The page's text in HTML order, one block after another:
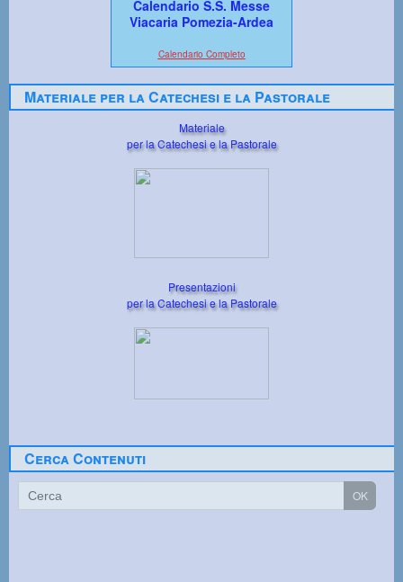
Calendario S.S. Messe
Viacaria Pomezia-Ardea
Calendario Completo
Materiale per la Catechesi e la Pastorale
Materiale
per la Catechesi e la Pastorale
Presentazioni
per la Catechesi e la Pastorale
Cerca Contenuti